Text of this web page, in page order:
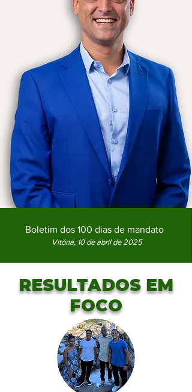
Boletim dos 100 dias de mandato
Vitória, 10 de abril de 2025
RESULTADOS EM
FOCO